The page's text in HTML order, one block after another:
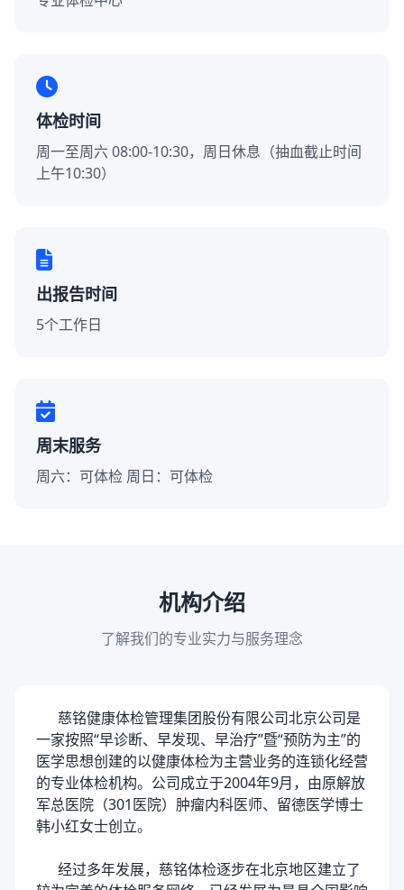
体检时间
周一至周六 08:00-10:30，周日休息（抽血截止时间
上午10:30）
出报告时间
5个工作日
周末服务
周六：可体检 周日：可体检
机构介绍
了解我们的专业实力与服务理念
慈铭健康体检管理集团股份有限公司北京公司是
一家按照“早诊断、早发现、早治疗”暨“预防为主”的
医学思想创建的以健康体检为主营业务的连锁化经营
的专业体检机构。公司成立于2004年9月，由原解放
军总医院（301医院）肿瘤内科医师、留德医学博士
韩小红女士创立。
经过多年发展，慈铭体检逐步在北京地区建立了